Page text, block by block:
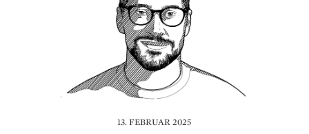
13. FEBRUAR 2025